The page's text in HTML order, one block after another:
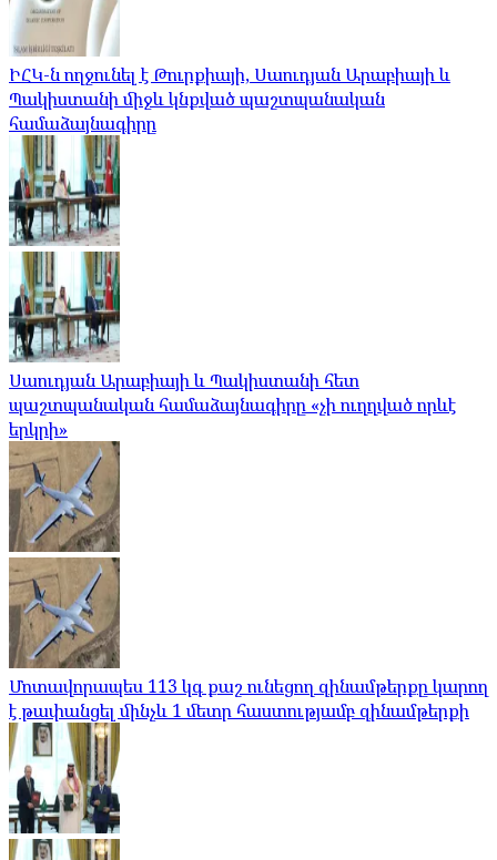
ԻՀԿ-ն ողջունել է Թուրքիայի, Սաուդյան Արաբիայի և
Պակիստանի միջև կնքված պաշտպանական
համաձայնագիրը
Սաուդյան Արաբիայի և Պակիստանի հետ
պաշտպանական համաձայնագիրը «չի ուղղված որևէ
երկրի»
Մոտավորապես 113 կգ քաշ ունեցող զինամթերքը կարող
է թափանցել մինչև 1 մետր հաստությամբ զինամթերքի